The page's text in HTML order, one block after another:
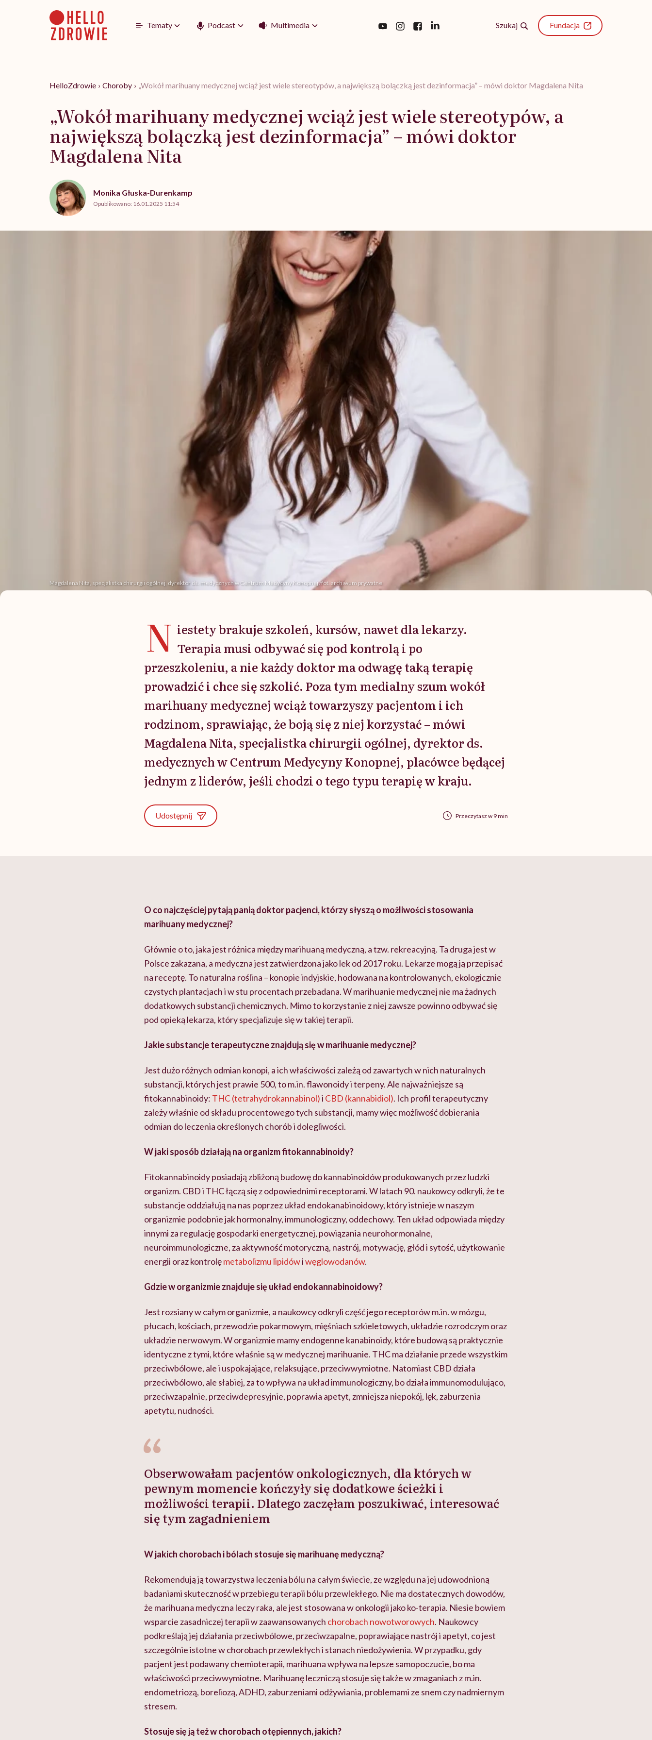
Tematy Podcast Multimedia Szukaj Fundacja
HelloZdrowie › Choroby › „Wokół marihuany medycznej wciąż jest wiele stereotypów, a największą bolączką jest dezinformacja” – mówi doktor Magdalena Nita
„Wokół marihuany medycznej wciąż jest wiele stereotypów, a
największą bolączką jest dezinformacja” – mówi doktor
Magdalena Nita
Monika Głuska-Durenkamp
Opublikowano: 16.01.2025 11:54
Magdalena Nita, specjalistka chirurgii ogólnej, dyrektor ds. medycznych w Centrum Medycyny Konopnej /fot. archiwum prywatne
N iestety brakuje szkoleń, kursów, nawet dla lekarzy.
Terapia musi odbywać się pod kontrolą i po
przeszkoleniu, a nie każdy doktor ma odwagę taką terapię
prowadzić i chce się szkolić. Poza tym medialny szum wokół
marihuany medycznej wciąż towarzyszy pacjentom i ich
rodzinom, sprawiając, że boją się z niej korzystać – mówi
Magdalena Nita, specjalistka chirurgii ogólnej, dyrektor ds.
medycznych w Centrum Medycyny Konopnej, placówce będącej
jednym z liderów, jeśli chodzi o tego typu terapię w kraju.
Udostępnij Przeczytasz w 9 min
O co najczęściej pytają panią doktor pacjenci, którzy słyszą o możliwości stosowania
marihuany medycznej?
Głównie o to, jaka jest różnica między marihuaną medyczną, a tzw. rekreacyjną. Ta druga jest w
Polsce zakazana, a medyczna jest zatwierdzona jako lek od 2017 roku. Lekarze mogą ją przepisać
na receptę. To naturalna roślina – konopie indyjskie, hodowana na kontrolowanych, ekologicznie
czystych plantacjach i w stu procentach przebadana. W marihuanie medycznej nie ma żadnych
dodatkowych substancji chemicznych. Mimo to korzystanie z niej zawsze powinno odbywać się
pod opieką lekarza, który specjalizuje się w takiej terapii.
Jakie substancje terapeutyczne znajdują się w marihuanie medycznej?
Jest dużo różnych odmian konopi, a ich właściwości zależą od zawartych w nich naturalnych
substancji, których jest prawie 500, to m.in. flawonoidy i terpeny. Ale najważniejsze są
fitokannabinoidy: THC (tetrahydrokannabinol)i CBD (kannabidiol). Ich profil terapeutyczny
zależy właśnie od składu procentowego tych substancji, mamy więc możliwość dobierania
odmian do leczenia określonych chorób i dolegliwości.
W jaki sposób działają na organizm fitokannabinoidy?
Fitokannabinoidy posiadają zbliżoną budowę do kannabinoidów produkowanych przez ludzki
organizm. CBD i THC łączą się z odpowiednimi receptorami. W latach 90. naukowcy odkryli, że te
substancje oddziałują na nas poprzez układ endokanabinoidowy, który istnieje w naszym
organizmie podobnie jak hormonalny, immunologiczny, oddechowy. Ten układ odpowiada między
innymi za regulację gospodarki energetycznej, powiązania neurohormonalne,
neuroimmunologiczne, za aktywność motoryczną, nastrój, motywację, głód i sytość, użytkowanie
energii oraz kontrolęmetabolizmu lipidówiwęglowodanów.
Gdzie w organizmie znajduje się układ endokannabinoidowy?
Jest rozsiany w całym organizmie, a naukowcy odkryli część jego receptorów m.in. w mózgu,
płucach, kościach, przewodzie pokarmowym, mięśniach szkieletowych, układzie rozrodczym oraz
układzie nerwowym. W organizmie mamy endogenne kanabinoidy, które budową są praktycznie
identyczne z tymi, które właśnie są w medycznej marihuanie. THC ma działanie przede wszystkim
przeciwbólowe, ale i uspokajające, relaksujące, przeciwwymiotne. Natomiast CBD działa
przeciwbólowo, ale słabiej, za to wpływa na układ immunologiczny, bo działa immunomodulująco,
przeciwzapalnie, przeciwdepresyjnie, poprawia apetyt, zmniejsza niepokój, lęk, zaburzenia
apetytu, nudności.
Obserwowałam pacjentów onkologicznych, dla których w
pewnym momencie kończyły się dodatkowe ścieżki i
możliwości terapii. Dlatego zaczęłam poszukiwać, interesować
się tym zagadnieniem
W jakich chorobach i bólach stosuje się marihuanę medyczną?
Rekomendują ją towarzystwa leczenia bólu na całym świecie, ze względu na jej udowodnioną
badaniami skuteczność w przebiegu terapii bólu przewlekłego. Nie ma dostatecznych dowodów,
że marihuana medyczna leczy raka, ale jest stosowana w onkologii jako ko-terapia. Niesie bowiem
wsparcie zasadniczej terapii w zaawansowanych chorobach nowotworowych. Naukowcy
podkreślają jej działania przeciwbólowe, przeciwzapalne, poprawiające nastrój i apetyt, co jest
szczególnie istotne w chorobach przewlekłych i stanach niedożywienia. W przypadku, gdy
pacjent jest podawany chemioterapii, marihuana wpływa na lepsze samopoczucie, bo ma
właściwości przeciwwymiotne. Marihuanę leczniczą stosuje się także w zmaganiach z m.in.
endometriozą, boreliozą, ADHD, zaburzeniami odżywiania, problemami ze snem czy nadmiernym
stresem.
Stosuje się ją też w chorobach otępiennych, jakich?